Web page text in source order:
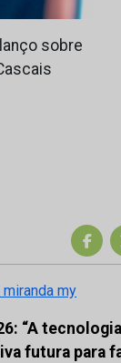
sobre
“A
futura para